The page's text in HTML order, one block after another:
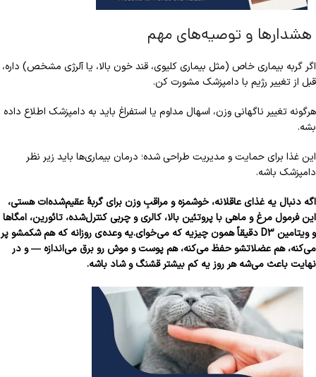
هشدارها و توصیه‌های مهم
اگر گربه بیماری خاص (مثل بیماری کلیوی، قند خون بالا، یا آلرژی مشخص) داره،
قبل از تغییر رژیم با دامپزشک مشورت کن.
هرگونه تغییر ناگهانی وزن، اسهال مداوم یا استفراغ باید به دامپزشک اطلاع داده
بشه.
این غذا برای حمایت و مدیریت طراحی شده؛ درمان بیماری‌ها باید زیر نظر
دامپزشک باشه.
اگه دنبال یه غذای عاقلانه، خوشمزه و مراقبِ وزن برای گربهٔ عقیم‌شده‌ات هستی،
این فرمول مرغ و ماهی با پروتئین بالا، کالری و چربی کنترل‌شده، تائورین، امگاها
و ویتامین D3 دقیقاً همون چیزیه که می‌خوای.یه وعده‌ی روزانه که هم شکمشو پر
می‌کنه، هم عضلاتشو حفظ می‌کنه، هم پوست و موش رو برق می‌اندازه — و در
نهایت باعث می‌شه هر روز یه کم بیشتر قشنگ و شاد باشه.